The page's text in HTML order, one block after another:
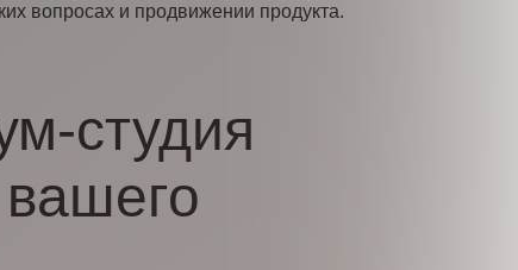
вопросах и продвижении продукта.
студия